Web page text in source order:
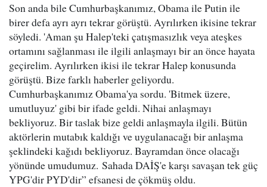
Son anda bile Cumhurbaşkanımız, Obama ile Putin ile
birer defa ayrı ayrı tekrar görüştü. Ayrılırken ikisine tekrar
söyledi. 'Aman şu Halep'teki çatışmasızlık veya ateşkes
ortamını sağlanması ile ilgili anlaşmayı bir an önce hayata
geçirelim. Ayrılırken ikisi ile tekrar Halep konusunda
görüştü. Bize farklı haberler geliyordu.
Cumhurbaşkanımız Obama'ya sordu. 'Bitmek üzere,
umutluyuz' gibi bir ifade geldi. Nihai anlaşmayı
bekliyoruz. Bir taslak bize geldi anlaşmayla ilgili. Bütün
aktörlerin mutabık kaldığı ve uygulanacağı bir anlaşma
şeklindeki kağıdı bekliyoruz. Bayramdan önce olacağı
yönünde umudumuz. Sahada DAİŞ'e karşı savaşan tek güç
YPG'dir PYD'dir” efsanesi de çökmüş oldu.